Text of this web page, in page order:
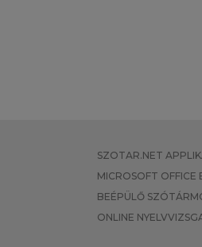
SZOTAR.NET
MICROSOFT OFFICE
BEÉPÜLŐ
ONLINE